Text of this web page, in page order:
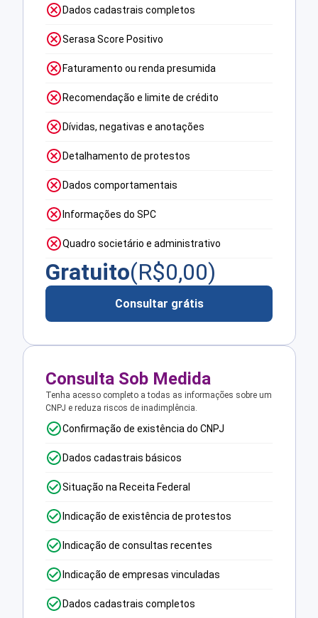
Dados cadastrais completos
Serasa Score Positivo
Faturamento ou renda presumida
Recomendação e limite de crédito
Dívidas, negativas e anotações
Detalhamento de protestos
Dados comportamentais
Informações do SPC
Quadro societário e administrativo
Gratuito(R$0,00)
Consultar grátis
Consulta Sob Medida
Tenha acesso completo a todas as informações sobre um
CNPJ e reduza riscos de inadimplência.
Confirmação de existência do CNPJ
Dados cadastrais básicos
Situação na Receita Federal
Indicação de existência de protestos
Indicação de consultas recentes
Indicação de empresas vinculadas
Dados cadastrais completos